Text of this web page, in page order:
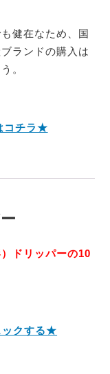
健在なため、国
ランドの購入は
。
コチラ★
ドリッパーの10
ックする★